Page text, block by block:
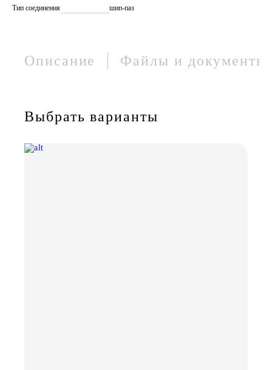
Тип соединения
шип-паз
Описание Файлы и документы
Выбрать варианты